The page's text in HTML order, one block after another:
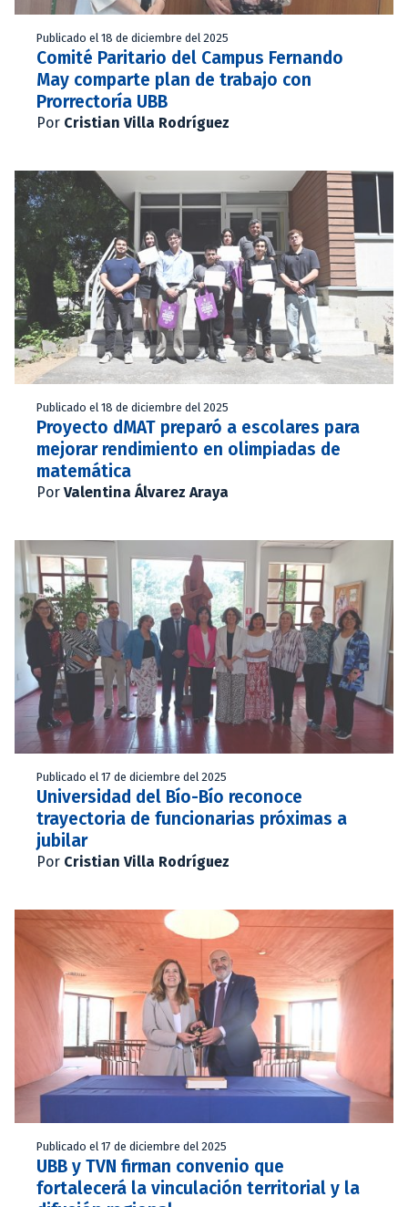
Publicado el 18 de diciembre del 2025
Comité Paritario del Campus Fernando
May comparte plan de trabajo con
Prorrectoría UBB
Por Cristian Villa Rodríguez
Publicado el 18 de diciembre del 2025
Proyecto dMAT preparó a escolares para
mejorar rendimiento en olimpiadas de
matemática
Por Valentina Álvarez Araya
Publicado el 17 de diciembre del 2025
Universidad del Bío-Bío reconoce
trayectoria de funcionarias próximas a
jubilar
Por Cristian Villa Rodríguez
Publicado el 17 de diciembre del 2025
UBB y TVN firman convenio que
fortalecerá la vinculación territorial y la